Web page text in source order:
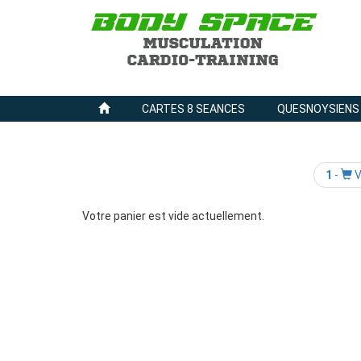
CARTES 8 SEANCES QUESNOYSIENS
1 -
Votre panier est vide actuellement.